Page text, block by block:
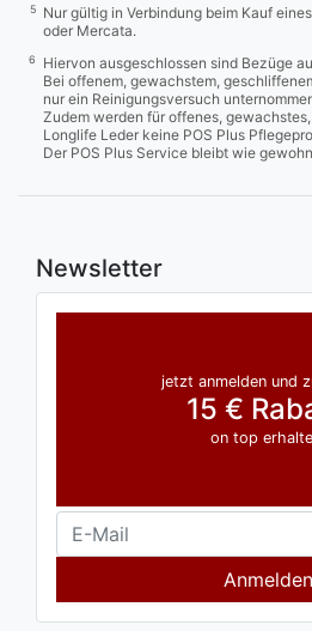
5
Nur gültig in Verbindung beim Kauf
oder Mercata.
6
Hiervon ausgeschlossen sind Bezüge
Bei offenem, gewachstem,
nur ein Reinigungsversuch
Zudem werden für offenes,
Longlife Leder keine POS Plus
Der POS Plus Service bleibt wie
Newsletter
jetzt anmelden und
15 €
on top
Anmelden